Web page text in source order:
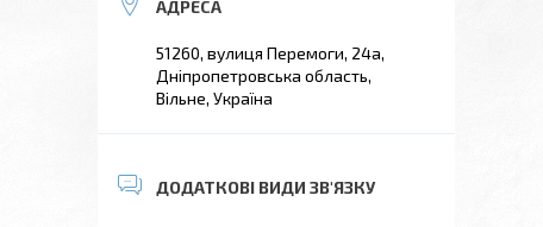
51260, вулиця Перемоги, 24а,
Дніпропетровська область,
Вільне, Україна